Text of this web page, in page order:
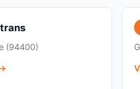
(94400)